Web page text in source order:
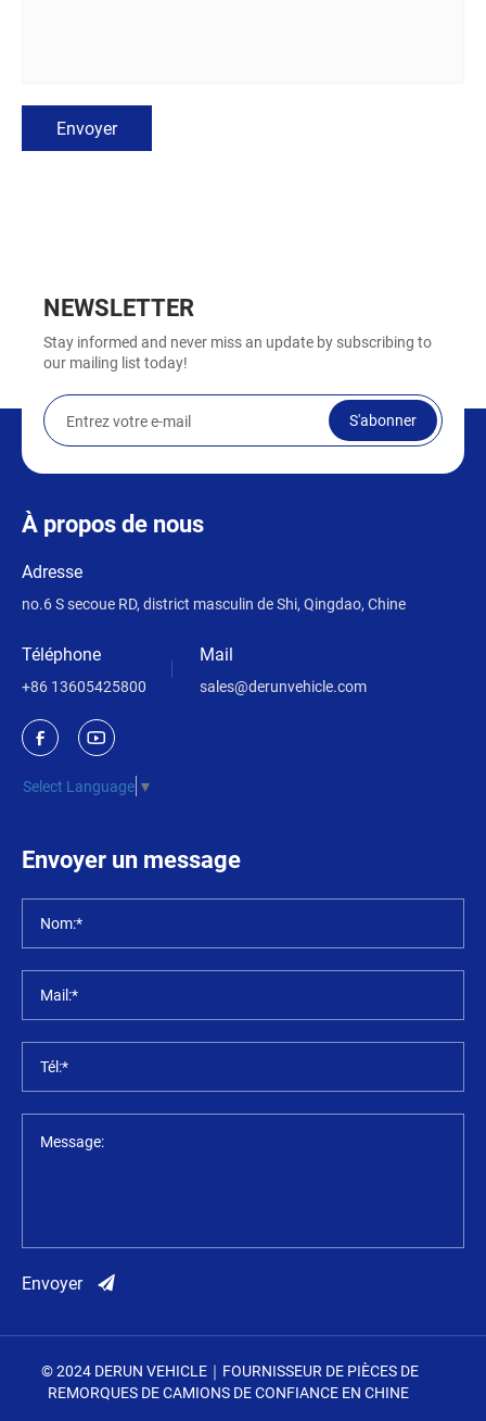
Envoyer
NEWSLETTER
Stay informed and never miss an update by subscribing to
our mailing list today!
S'abonner
À propos de nous
Adresse
no.6 S secoue RD, district masculin de Shi, Qingdao, Chine
Téléphone
+86 13605425800
Mail
sales@derunvehicle.com
Select Language ▼
Envoyer un message
Nom:*
Mail:*
Tél:*
Message:
Envoyer
© 2024 DERUN VEHICLE｜FOURNISSEUR DE PIÈCES DE
REMORQUES DE CAMIONS DE CONFIANCE EN CHINE